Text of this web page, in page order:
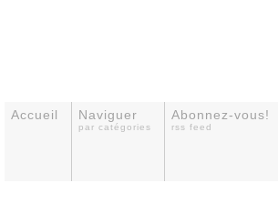
Accueil Naviguer
par catégories
Abonnez-vous!
rss feed